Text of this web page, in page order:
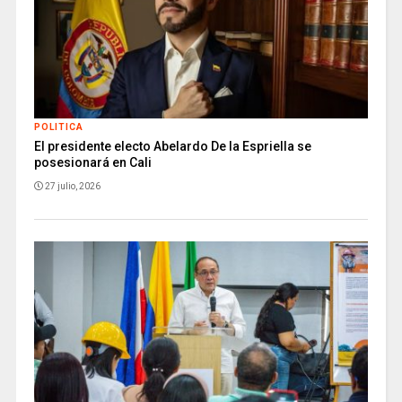
POLITICA
El presidente electo Abelardo De la Espriella se
posesionará en Cali
27 julio, 2026